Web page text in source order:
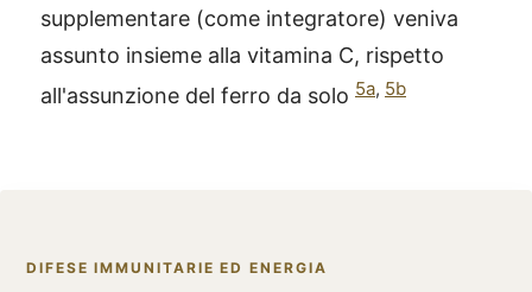
supplementare (come integratore) veniva
assunto insieme alla vitamina C, rispetto
all'assunzione del ferro da solo 5a, 5b
DIFESE IMMUNITARIE ED ENERGIA